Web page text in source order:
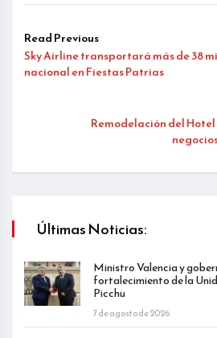
Read Previous
Sky Airline transportará más de 38
nacional en Fiestas Patrias
Remodelación del
Últimas Noticias:
Ministro Valencia y
fortalecimiento de la
Picchu
7 de agosto de 2026